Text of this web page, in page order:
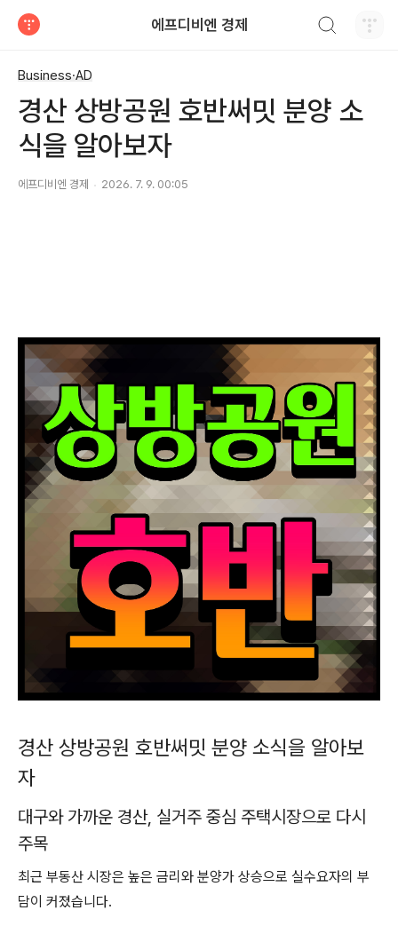
에프디비엔 경제
Business·AD
경산 상방공원 호반써밋 분양 소
식을 알아보자
에프디비엔 경제 2026. 7. 9. 00:05
경산 상방공원 호반써밋 분양 소식을 알아보
자
대구와 가까운 경산, 실거주 중심 주택시장으로 다시
주목
최근 부동산 시장은 높은 금리와 분양가 상승으로 실수요자의 부
담이 커졌습니다.